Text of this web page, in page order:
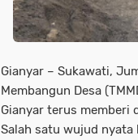
Gianyar – Sukawati,
Membangun Desa
Gianyar terus memberi
Salah satu wujud